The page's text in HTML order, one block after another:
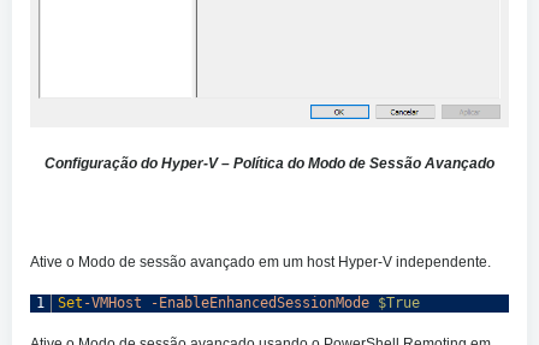
Configuração do Hyper-V – Política do Modo de Sessão Avançado
Ative o Modo de sessão avançado em um host Hyper-V independente.
1 Set -VMHost -EnableEnhancedSessionMode $True